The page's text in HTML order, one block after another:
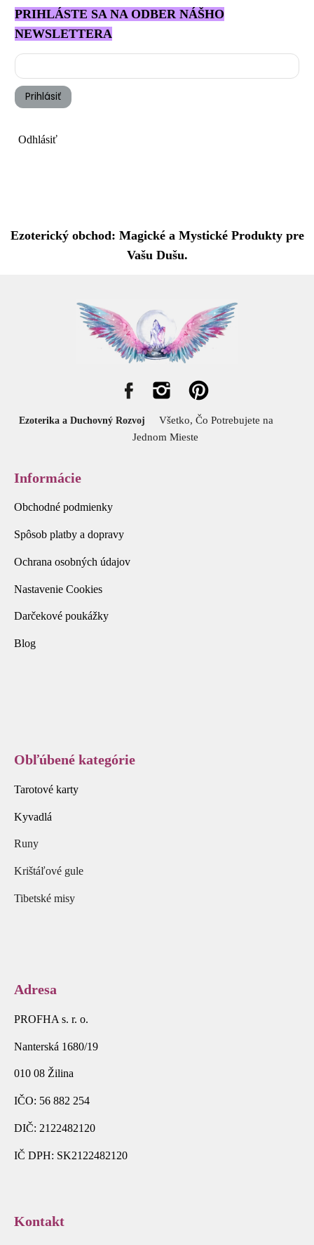
PRIHLÁSTE SA NA ODBER NÁŠHO
NEWSLETTERA
Prihlásiť
Odhlásiť
Ezoterický obchod: Magické a Mystické Produkty pre
Vašu Dušu.
Ezoterika a Duchovný Rozvoj
Všetko, Čo Potrebujete na
Jednom Mieste
Informácie
Obchodné podmienky
Spôsob platby a dopravy
Ochrana osobných údajov
Nastavenie Cookies
Darčekové poukážky
Blog
Obľúbené kategórie
Tarotové karty
Kyvadlá
Runy
Krištáľové gule
Tibetské misy
Adresa
PROFHA s. r. o.
Nanterská 1680/19
010 08 Žilina
IČO: 56 882 254
DIČ: 2122482120
IČ DPH: SK2122482120
Kontakt